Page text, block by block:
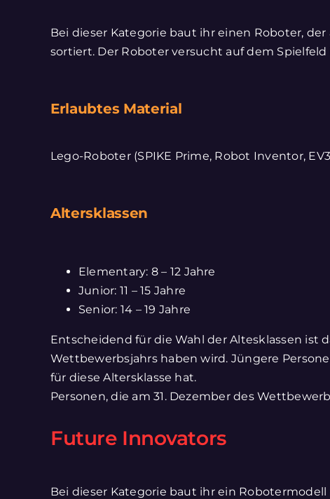
Bei dieser Kategorie baut ihr einen Roboter,
sortiert. Der Roboter versucht auf dem
Erlaubtes Material
Lego-Roboter (SPIKE Prime, Robot Inventor,
Altersklassen
Elementary: 8 – 12 Jahre
Junior: 11 – 15 Jahre
Senior: 14 – 19 Jahre
Entscheidend für die Wahl der Altesklassen ist
Wettbewerbsjahrs haben wird. Jüngere
für diese Altersklasse hat.
Personen, die am 31. Dezember des
Future Innovators
Bei dieser Kategorie baut ihr ein